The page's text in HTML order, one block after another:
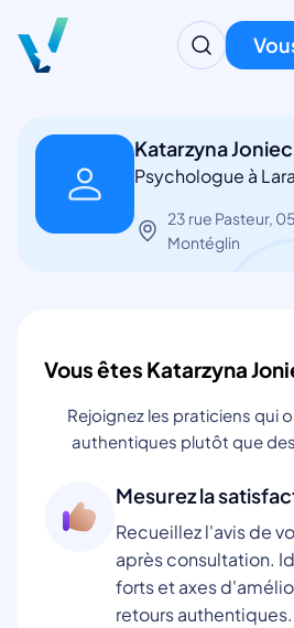
Katarzyna
Psychologue à
23 rue Pasteur,
Montéglin
Vous êtes Katarzyna
Rejoignez les praticiens qui
authentiques plutôt que
Mesurez la
Recueillez l'avis de
après consultation.
forts et axes
retours authentiques.